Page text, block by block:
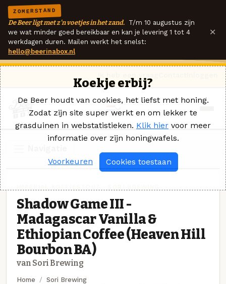
ZOMERSTAND
De Beer ligt met z'n voetjes in het zand. T/m 10 augustus zijn
we wat minder goed bereikbaar en kan je levering 1 tot 4
werkdagen duren. Mailen werkt het snelst:
hello@beerinabox.nl
×
Shadow Game III -
Madagascar Vanilla &
Ethiopian Coffee (Heaven Hill
Bourbon BA)
van Sori Brewing
Home
Sori Brewing
Koekje erbij?
De Beer houdt van cookies, het liefst met honing.
Zodat zijn site super werkt en om lekker te
grasduinen in webstatistieken. Klik hier voor meer
informatie over zijn honingwafels.
Voorkeuren Cookies toestaan